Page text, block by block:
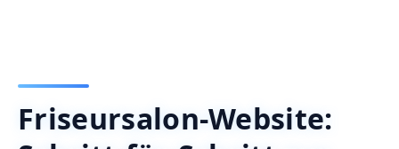
Friseursalon-Website: